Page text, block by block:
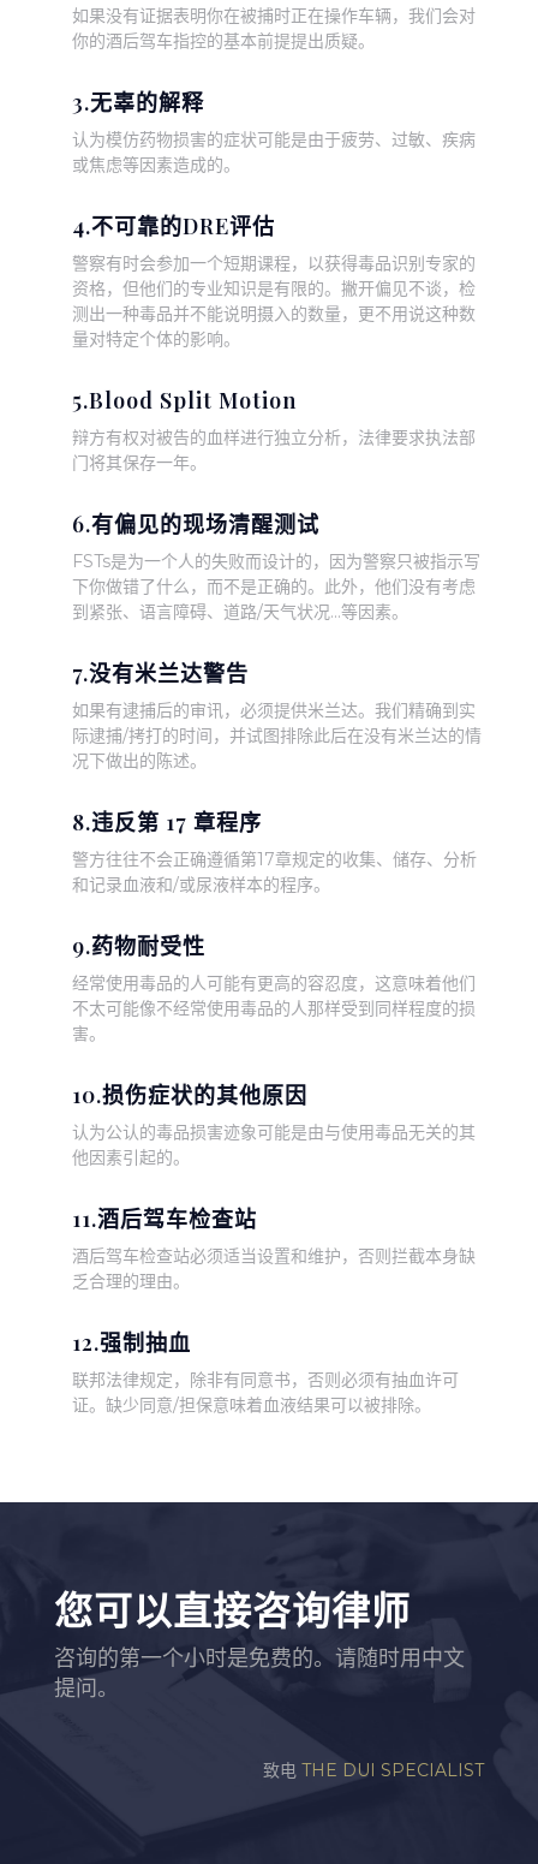
如果没有证据表明你在被捕时正在操作车辆，我们会对
你的酒后驾车指控的基本前提提出质疑。
3.无辜的解释
认为模仿药物损害的症状可能是由于疲劳、过敏、疾病
或焦虑等因素造成的。
4.不可靠的DRE评估
警察有时会参加一个短期课程，以获得毒品识别专家的
资格，但他们的专业知识是有限的。撇开偏见不谈，检
测出一种毒品并不能说明摄入的数量，更不用说这种数
量对特定个体的影响。
5.Blood Split Motion
辩方有权对被告的血样进行独立分析，法律要求执法部
门将其保存一年。
6.有偏见的现场清醒测试
FSTs是为一个人的失败而设计的，因为警察只被指示写
下你做错了什么，而不是正确的。此外，他们没有考虑
到紧张、语言障碍、道路/天气状况...等因素。
7.没有米兰达警告
如果有逮捕后的审讯，必须提供米兰达。我们精确到实
际逮捕/拷打的时间，并试图排除此后在没有米兰达的情
况下做出的陈述。
8.违反第 17 章程序
警方往往不会正确遵循第17章规定的收集、储存、分析
和记录血液和/或尿液样本的程序。
9.药物耐受性
经常使用毒品的人可能有更高的容忍度，这意味着他们
不太可能像不经常使用毒品的人那样受到同样程度的损
害。
10.损伤症状的其他原因
认为公认的毒品损害迹象可能是由与使用毒品无关的其
他因素引起的。
11.酒后驾车检查站
酒后驾车检查站必须适当设置和维护，否则拦截本身缺
乏合理的理由。
12.强制抽血
联邦法律规定，除非有同意书，否则必须有抽血许可
证。缺少同意/担保意味着血液结果可以被排除。
您可以直接咨询律师
咨询的第一个小时是免费的。请随时用中文
提问。
致电THE DUI SPECIALIST